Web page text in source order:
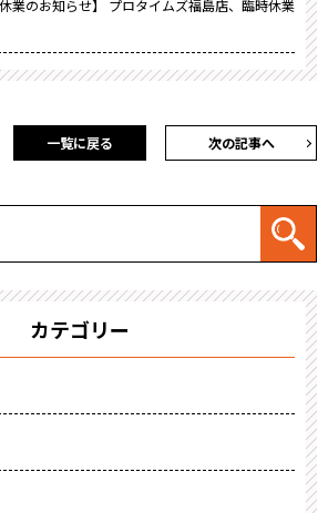
休業のお知らせ】 プロタイムズ福島店、臨時休業
次の記事へ
一覧に戻る
カテゴリー